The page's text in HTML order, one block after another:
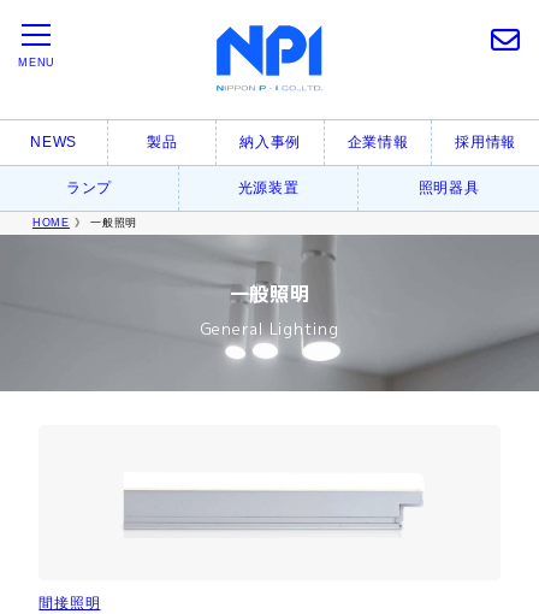
MENU
NEWS 製品 納入事例 企業情報 採用情報
ランプ 光源装置 照明器具
HOME 》 一般照明
一般照明
General Lighting
間接照明